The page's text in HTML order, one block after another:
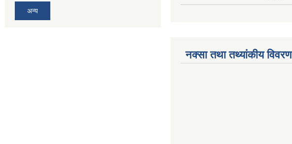
अन्य
नक्सा तथा तथ्यांकीय विवरण